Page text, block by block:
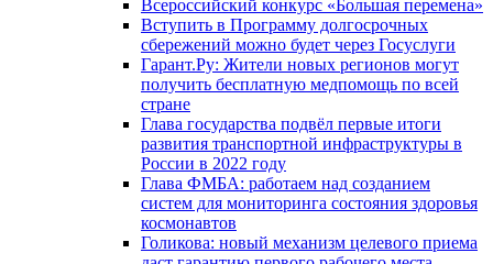
Всероссийский конкурс «Большая перемена»
Вступить в Программу долгосрочных
сбережений можно будет через Госуслуги
Гарант.Ру: Жители новых регионов могут
получить бесплатную медпомощь по всей
стране
Глава государства подвёл первые итоги
развития транспортной инфраструктуры в
России в 2022 году
Глава ФМБА: работаем над созданием
систем для мониторинга состояния здоровья
космонавтов
Голикова: новый механизм целевого приема